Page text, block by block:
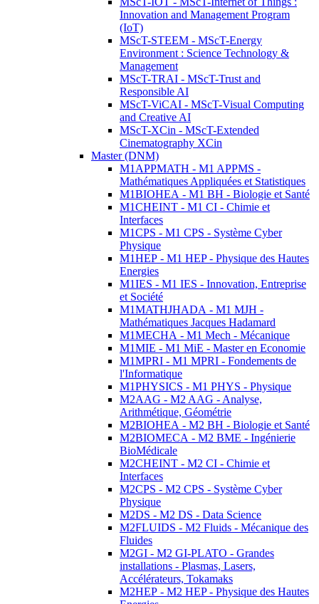
Innovation and Management Program
(IoT)
MScT-STEEM - MScT-Energy
Environment : Science Technology &
Management
MScT-TRAI - MScT-Trust and
Responsible AI
MScT-ViCAI - MScT-Visual Computing
and Creative AI
MScT-XCin - MScT-Extended
Cinematography XCin
Master (DNM)
M1APPMATH - M1 APPMS -
Mathématiques Appliquées et Statistiques
M1BIOHEA - M1 BH - Biologie et Santé
M1CHEINT - M1 CI - Chimie et
Interfaces
M1CPS - M1 CPS - Système Cyber
Physique
M1HEP - M1 HEP - Physique des Hautes
Energies
M1IES - M1 IES - Innovation, Entreprise
et Société
M1MATHJHADA - M1 MJH -
Mathématiques Jacques Hadamard
M1MECHA - M1 Mech - Mécanique
M1MIE - M1 MiE - Master en Economie
M1MPRI - M1 MPRI - Fondements de
l'Informatique
M1PHYSICS - M1 PHYS - Physique
M2AAG - M2 AAG - Analyse,
Arithmétique, Géométrie
M2BIOHEA - M2 BH - Biologie et Santé
M2BIOMECA - M2 BME - Ingénierie
BioMédicale
M2CHEINT - M2 CI - Chimie et
Interfaces
M2CPS - M2 CPS - Système Cyber
Physique
M2DS - M2 DS - Data Science
M2FLUIDS - M2 Fluids - Mécanique des
Fluides
M2GI - M2 GI-PLATO - Grandes
installations - Plasmas, Lasers,
Accélérateurs, Tokamaks
M2HEP - M2 HEP - Physique des Hautes